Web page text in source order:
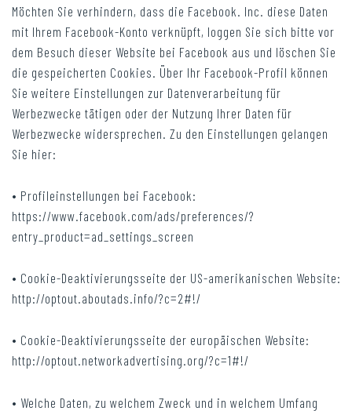
Möchten Sie verhindern, dass die Facebook. Inc. diese Daten
mit Ihrem Facebook-Konto verknüpft, loggen Sie sich bitte vor
dem Besuch dieser Website bei Facebook aus und löschen Sie
die gespeicherten Cookies. Über Ihr Facebook-Profil können
Sie weitere Einstellungen zur Datenverarbeitung für
Werbezwecke tätigen oder der Nutzung Ihrer Daten für
Werbezwecke widersprechen. Zu den Einstellungen gelangen
Sie hier:
• Profileinstellungen bei Facebook:
https://www.facebook.com/ads/preferences/?
entry_product=ad_settings_screen
• Cookie-Deaktivierungsseite der US-amerikanischen Website:
http://optout.aboutads.info/?c=2#!/
• Cookie-Deaktivierungsseite der europäischen Website:
http://optout.networkadvertising.org/?c=1#!/
• Welche Daten, zu welchem Zweck und in welchem Umfang